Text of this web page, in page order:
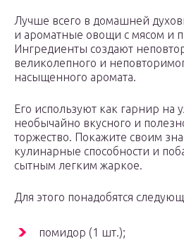
Лучше всего в домашней
и ароматные овощи с мясом и
Ингредиенты создают
великолепного и
насыщенного аромата.
Его используют как гарнир на
необычайно вкусного и
торжество. Покажите своим
кулинарные способности и
сытным легким жаркое.
Для этого понадобятся
помидор (1 шт.);